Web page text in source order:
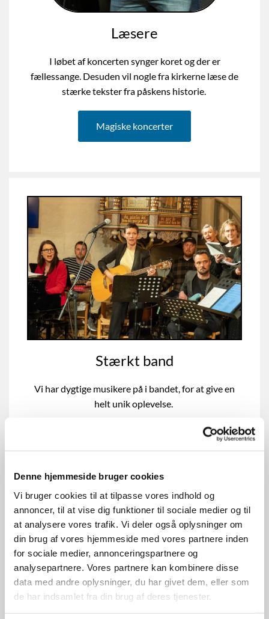
Denne hjemmeside bruger cookies
Vi bruger cookies til at tilpasse vores indhold og
annoncer, til at vise dig funktioner til sociale medier og til
at analysere vores trafik. Vi deler også oplysninger om
din brug af vores hjemmeside med vores partnere inden
for sociale medier, annonceringspartnere og
analysepartnere. Vores partnere kan kombinere disse
data med andre oplysninger, du har givet dem, eller som
de har indsamlet fra din brug af deres tjenester.
Læsere
I løbet af koncerten synger koret og der er
fællessange. Desuden vil nogle fra kirkerne læse de
stærke tekster fra påskens historie.
Magiske koncerter
Stærkt band
Vi har dygtige musikere på i bandet, for at give en
helt unik oplevelse.
Onsdag d 18. marts kl 19-21 i Øster Snede
Onsdag d 25. marts kl 19-21 i Sindbjerg
Palmesøndag den 29. marts kl. 10.30 og indtil
koncerten kl. 15.30 i Sindbjerg
Koncerter
Palmesøndag 29. marts kl. 15.30 i Sindbjerg Kirke og
kl. 19.30 i Øster Snede Kirke